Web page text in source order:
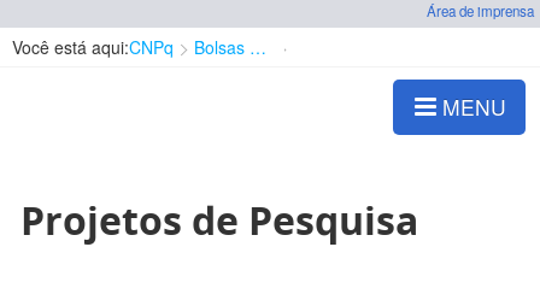
Área de imprensa
Você está aqui:CNPq Bolsas e Auxílios Vigentes
MENU
Projetos de Pesquisa